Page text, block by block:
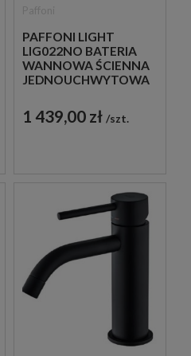
PAFFONI LIGHT
LIG022NO BATERIA
WANNOWA ŚCIENNA
JEDNOUCHWYTOWA
1 439,00 zł szt.